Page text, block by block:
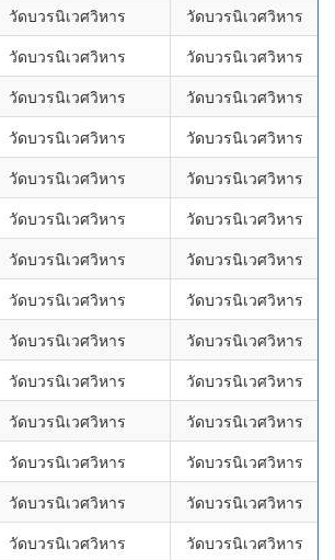
วัดบวรนิเวศวิหาร
วัดบวรนิเวศวิหาร
วัดบวรนิเวศวิหาร
วัดบวรนิเวศวิหาร
วัดบวรนิเวศวิหาร
วัดบวรนิเวศวิหาร
วัดบวรนิเวศวิหาร
วัดบวรนิเวศวิหาร
วัดบวรนิเวศวิหาร
วัดบวรนิเวศวิหาร
วัดบวรนิเวศวิหาร
วัดบวรนิเวศวิหาร
วัดบวรนิเวศวิหาร
วัดบวรนิเวศวิหาร
วัดบวรนิเวศวิหาร
วัดบวรนิเวศวิหาร
วัดบวรนิเวศวิหาร
วัดบวรนิเวศวิหาร
วัดบวรนิเวศวิหาร
วัดบวรนิเวศวิหาร
วัดบวรนิเวศวิหาร
วัดบวรนิเวศวิหาร
วัดบวรนิเวศวิหาร
วัดบวรนิเวศวิหาร
วัดบวรนิเวศวิหาร
วัดบวรนิเวศวิหาร
วัดบวรนิเวศวิหาร
วัดบวรนิเวศวิหาร